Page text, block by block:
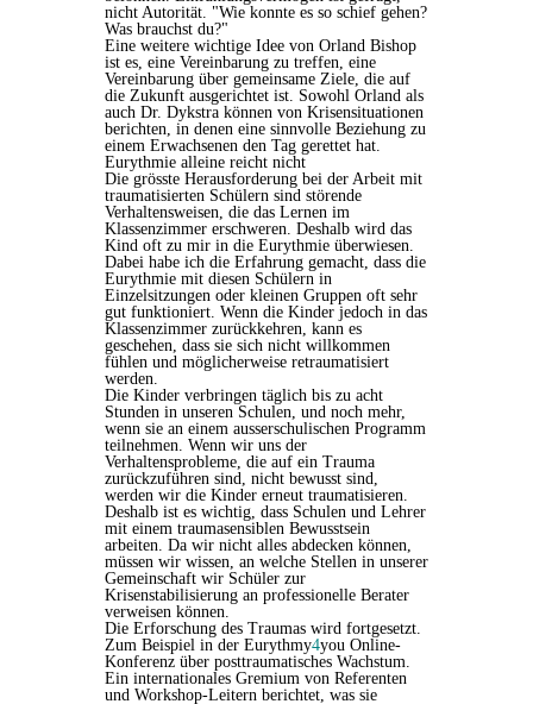
nicht Autorität. "Wie konnte es so schief gehen?
Was brauchst du?"
Eine weitere wichtige Idee von Orland Bishop
ist es, eine Vereinbarung zu treffen, eine
Vereinbarung über gemeinsame Ziele, die auf
die Zukunft ausgerichtet ist. Sowohl Orland als
auch Dr. Dykstra können von Krisensituationen
berichten, in denen eine sinnvolle Beziehung zu
einem Erwachsenen den Tag gerettet hat.
Eurythmie alleine reicht nicht
Die grösste Herausforderung bei der Arbeit mit
traumatisierten Schülern sind störende
Verhaltensweisen, die das Lernen im
Klassenzimmer erschweren. Deshalb wird das
Kind oft zu mir in die Eurythmie überwiesen.
Dabei habe ich die Erfahrung gemacht, dass die
Eurythmie mit diesen Schülern in
Einzelsitzungen oder kleinen Gruppen oft sehr
gut funktioniert. Wenn die Kinder jedoch in das
Klassenzimmer zurückkehren, kann es
geschehen, dass sie sich nicht willkommen
fühlen und möglicherweise retraumatisiert
werden.
Die Kinder verbringen täglich bis zu acht
Stunden in unseren Schulen, und noch mehr,
wenn sie an einem ausserschulischen Programm
teilnehmen. Wenn wir uns der
Verhaltensprobleme, die auf ein Trauma
zurückzuführen sind, nicht bewusst sind,
werden wir die Kinder erneut traumatisieren.
Deshalb ist es wichtig, dass Schulen und Lehrer
mit einem traumasensiblen Bewusstsein
arbeiten. Da wir nicht alles abdecken können,
müssen wir wissen, an welche Stellen in unserer
Gemeinschaft wir Schüler zur
Krisenstabilisierung an professionelle Berater
verweisen können.
Die Erforschung des Traumas wird fortgesetzt.
Zum Beispiel in der Eurythmy4you Online-
Konferenz über posttraumatisches Wachstum.
Ein internationales Gremium von Referenten
und Workshop-Leitern berichtet, was sie